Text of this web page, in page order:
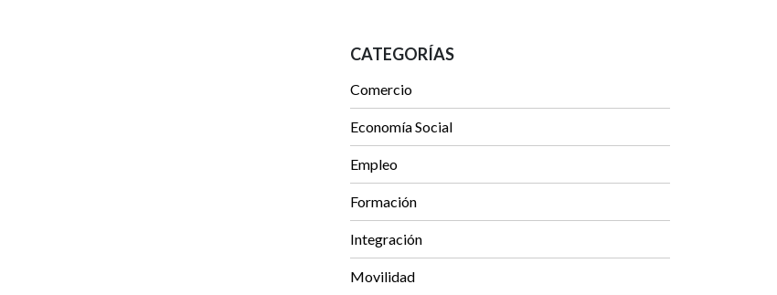
CATEGORÍAS
Comercio
Economía Social
Empleo
Formación
Integración
Movilidad